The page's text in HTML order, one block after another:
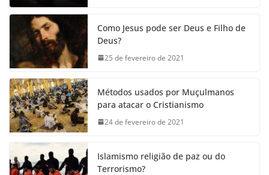
Como Jesus pode ser Deus e Filho de
Deus?
25 de fevereiro de 2021
Métodos usados por Muçulmanos
para atacar o Cristianismo
24 de fevereiro de 2021
Islamismo religião de paz ou do
Terrorismo?